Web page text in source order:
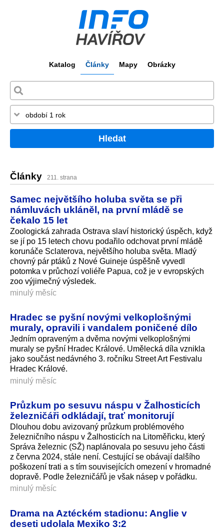
Katalog Články Mapy Obrázky
Hledat
Články 211. strana
Samec největšího holuba světa se při
námluvách ukláněl, na první mládě se
čekalo 15 let
Zoologická zahrada Ostrava slaví historický úspěch, když
se jí po 15 letech chovu podařilo odchovat první mládě
korunáče Sclaterova, největšího holuba světa. Mladý
chovný pár ptáků z Nové Guineje úspěšně vyvedl
potomka v průchozí voliéře Papua, což je v evropských
zoo výjimečný výsledek.
minulý měsíc
Hradec se pyšní novými velkoplošnými
muraly, opravili i vandalem poničené dílo
Jedním opraveným a dvěma novými velkoplošnými
muraly se pyšní Hradec Králové. Umělecká díla vznikla
jako součást nedávného 3. ročníku Street Art Festivalu
Hradec Králové.
minulý měsíc
Průzkum po sesuvu náspu v Žalhosticích
železničáři odkládají, trať monitorují
Dlouhou dobu avizovaný průzkum problémového
železničního náspu v Žalhosticích na Litoměřicku, který
Správa železnic (SŽ) naplánovala po sesuvu jeho části
z června 2024, stále není. Cestující se obávají dalšího
poškození trati a s tím souvisejících omezení v hromadné
dopravě. Podle železničářů je však násep v pořádku.
minulý měsíc
Drama na Aztéckém stadionu: Anglie v
deseti udolala Mexiko 3:2